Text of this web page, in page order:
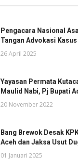
Pengacara Nasional
Tangan Advokasi
26 April 2025
Yayasan Permata
Maulid Nabi, Pj Bupati
20 November 2022
Bang Brewok Desak
Aceh dan Jaksa Usut
01 Januari 2025